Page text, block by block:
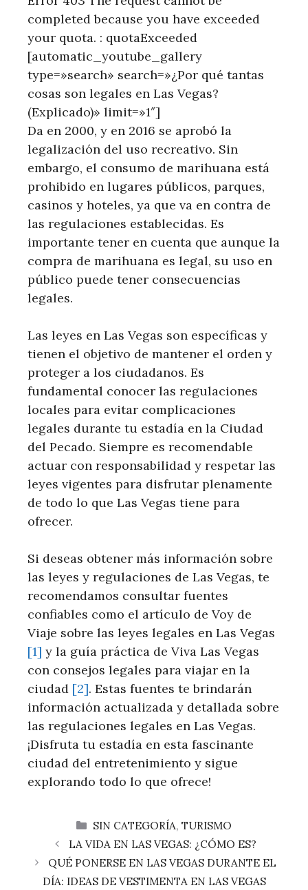
completed because you have exceeded
your quota. : quotaExceeded
[automatic_youtube_gallery
type=»search» search=»¿Por qué tantas
cosas son legales en Las Vegas?
(Explicado)» limit=»1″]
Da en 2000, y en 2016 se aprobó la⁤
legalización del uso ⁤recreativo. Sin
embargo, ⁤el consumo de marihuana está
prohibido en lugares públicos,‌ parques,
casinos⁢ y hoteles, ya que va en contra de
⁢las regulaciones​ establecidas. Es
importante tener en cuenta ⁤que aunque la
‌compra de marihuana⁤ es legal, su uso en
público ⁤puede tener consecuencias
legales.
Las leyes en Las Vegas son específicas y
tienen‍ el ⁣objetivo de mantener el⁣ orden y
proteger a los ciudadanos. Es
fundamental conocer las regulaciones
locales para evitar complicaciones
legales durante tu estadía en la Ciudad ​
del Pecado. ‍Siempre es recomendable
actuar con responsabilidad y respetar las
leyes vigentes para disfrutar plenamente
de todo lo que Las Vegas tiene para
ofrecer.
Si deseas obtener más información sobre‌
las leyes‌ y regulaciones de Las Vegas, te
recomendamos consultar fuentes
confiables como el artículo de Voy de ​
Viaje sobre las ‍leyes legales en Las Vegas
[1] y la guía práctica de Viva⁣ Las Vegas
con consejos legales para viajar en la
ciudad [2]. Estas fuentes te brindarán
información ⁣actualizada y detallada ‌sobre
las regulaciones legales‌ en Las Vegas.
¡Disfruta tu estadía en esta fascinante
ciudad del entretenimiento y sigue
explorando todo lo que ofrece!
CATEGORÍAS
SIN CATEGORÍA,TURISMO
LA VIDA EN LAS VEGAS: ¿CÓMO ES?
QUÉ PONERSE EN LAS VEGAS DURANTE EL
DÍA: IDEAS DE VESTIMENTA EN LAS VEGAS